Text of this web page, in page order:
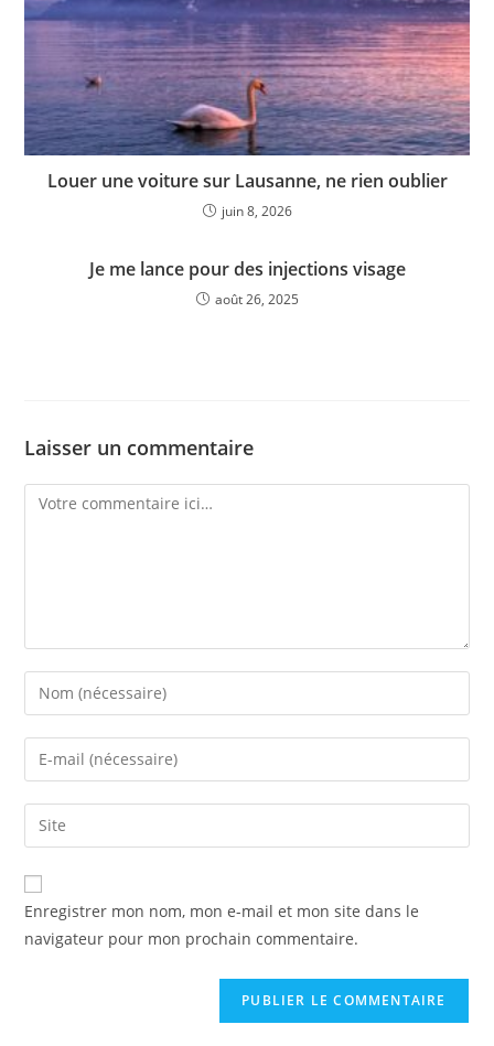
Louer une voiture sur Lausanne, ne rien oublier
juin 8, 2026
Je me lance pour des injections visage
août 26, 2025
Laisser un commentaire
Comment
Enter
your
name
comment
Enter
your
email
address
comment
Saisir
l’URL
de
votre
(facultatif)
Enregistrer mon nom, mon e-mail et mon site dans le
navigateur pour mon prochain commentaire.